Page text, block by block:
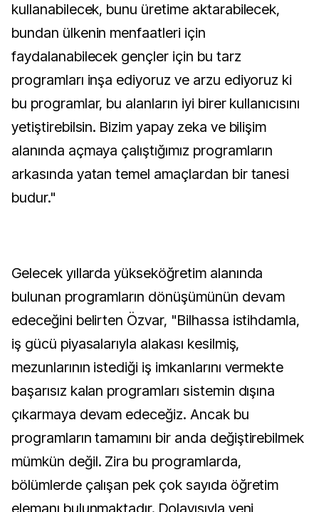
kullanabilecek, bunu üretime aktarabilecek,
bundan ülkenin menfaatleri için
faydalanabilecek gençler için bu tarz
programları inşa ediyoruz ve arzu ediyoruz ki
bu programlar, bu alanların iyi birer kullanıcısını
yetiştirebilsin. Bizim yapay zeka ve bilişim
alanında açmaya çalıştığımız programların
arkasında yatan temel amaçlardan bir tanesi
budur."
Gelecek yıllarda yükseköğretim alanında
bulunan programların dönüşümünün devam
edeceğini belirten Özvar, "Bilhassa istihdamla,
iş gücü piyasalarıyla alakası kesilmiş,
mezunlarının istediği iş imkanlarını vermekte
başarısız kalan programları sistemin dışına
çıkarmaya devam edeceğiz. Ancak bu
programların tamamını bir anda değiştirebilmek
mümkün değil. Zira bu programlarda,
bölümlerde çalışan pek çok sayıda öğretim
elemanı bulunmaktadır. Dolayısıyla yeni